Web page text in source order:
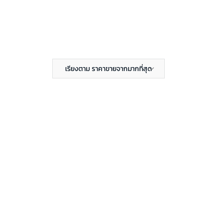
เรียงตาม ราคาขายจากมากที่สุด